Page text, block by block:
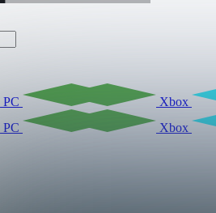
PC Xbox
PC
Xbox